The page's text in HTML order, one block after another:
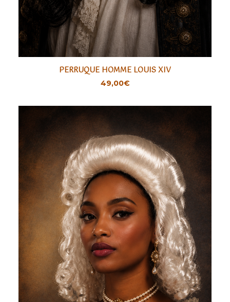
PERRUQUE HOMME LOUIS XIV
49,00€